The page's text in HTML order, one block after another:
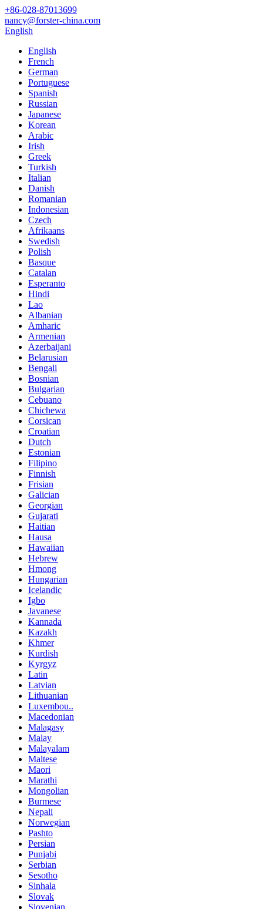
+86-028-87013699
nancy@forster-china.com
English
English
French
German
Portuguese
Spanish
Russian
Japanese
Korean
Arabic
Irish
Greek
Turkish
Italian
Danish
Romanian
Indonesian
Czech
Afrikaans
Swedish
Polish
Basque
Catalan
Esperanto
Hindi
Lao
Albanian
Amharic
Armenian
Azerbaijani
Belarusian
Bengali
Bosnian
Bulgarian
Cebuano
Chichewa
Corsican
Croatian
Dutch
Estonian
Filipino
Finnish
Frisian
Galician
Georgian
Gujarati
Haitian
Hausa
Hawaiian
Hebrew
Hmong
Hungarian
Icelandic
Igbo
Javanese
Kannada
Kazakh
Khmer
Kurdish
Kyrgyz
Latin
Latvian
Lithuanian
Luxembou..
Macedonian
Malagasy
Malay
Malayalam
Maltese
Maori
Marathi
Mongolian
Burmese
Nepali
Norwegian
Pashto
Persian
Punjabi
Serbian
Sesotho
Sinhala
Slovak
Slovenian